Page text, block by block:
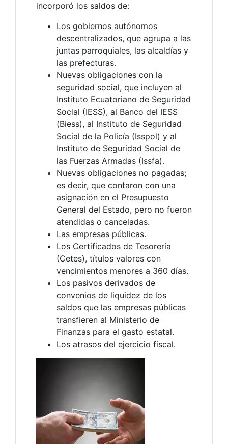
incorporó los saldos de:
Los gobiernos autónomos
descentralizados, que agrupa a las
juntas parroquiales, las alcaldías y
las prefecturas.
Nuevas obligaciones con la
seguridad social, que incluyen al
Instituto Ecuatoriano de Seguridad
Social (IESS), al Banco del IESS
(Biess), al Instituto de Seguridad
Social de la Policía (Isspol) y al
Instituto de Seguridad Social de
las Fuerzas Armadas (Issfa).
Nuevas obligaciones no pagadas;
es decir, que contaron con una
asignación en el Presupuesto
General del Estado, pero no fueron
atendidas o canceladas.
Las empresas públicas.
Los Certificados de Tesorería
(Cetes), títulos valores con
vencimientos menores a 360 días.
Los pasivos derivados de
convenios de liquidez de los
saldos que las empresas públicas
transfieren al Ministerio de
Finanzas para el gasto estatal.
Los atrasos del ejercicio fiscal.